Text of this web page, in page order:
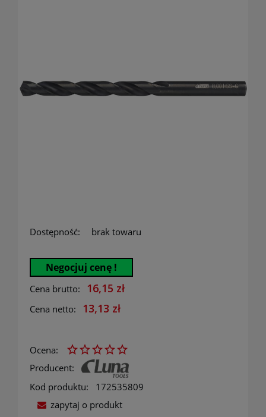
Dostępność: brak towaru
Negocjuj cenę !
Cena brutto: 16,15 zł
Cena netto: 13,13 zł
Ocena:
Producent:
Kod produktu:
172535809
zapytaj o produkt